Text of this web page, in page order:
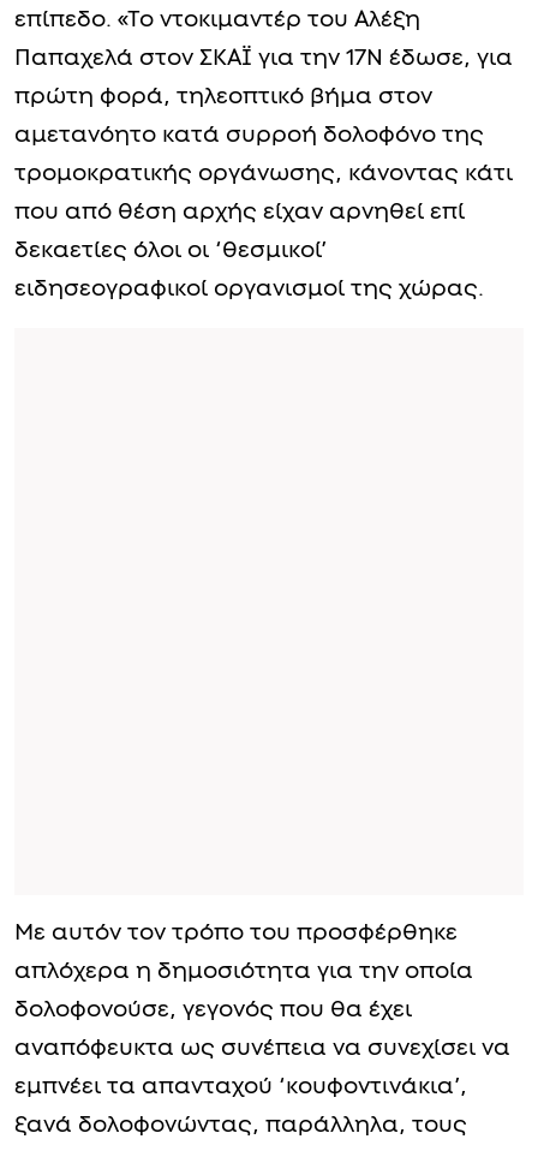
επίπεδο. «Το ντοκιμαντέρ του Αλέξη
Παπαχελά στον ΣΚΑΪ για την 17Ν έδωσε, για
πρώτη φορά, τηλεοπτικό βήμα στον
αμετανόητο κατά συρροή δολοφόνο της
τρομοκρατικής οργάνωσης, κάνοντας κάτι
που από θέση αρχής είχαν αρνηθεί επί
δεκαετίες όλοι οι ‘θεσμικοί’
ειδησεογραφικοί οργανισμοί της χώρας.
Με αυτόν τον τρόπο του προσφέρθηκε
απλόχερα η δημοσιότητα για την οποία
δολοφονούσε, γεγονός που θα έχει
αναπόφευκτα ως συνέπεια να συνεχίσει να
εμπνέει τα απανταχού ‘κουφοντινάκια’,
ξανά δολοφονώντας, παράλληλα, τους